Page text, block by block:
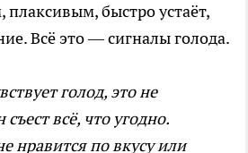
быстро устаёт,
Всё это — сигналы голода.
голод, это не
съест всё, что угодно.
нравится по вкусу или